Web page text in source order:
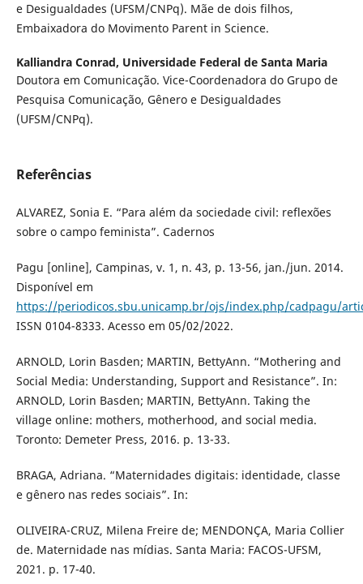
e Desigualdades (UFSM/CNPq). Mãe de dois filhos,
Embaixadora do Movimento Parent in Science.
Kalliandra Conrad, Universidade Federal de Santa Maria
Doutora em Comunicação. Vice-Coordenadora do Grupo de
Pesquisa Comunicação, Gênero e Desigualdades
(UFSM/CNPq).
Referências
ALVAREZ, Sonia E. “Para além da sociedade civil: reflexões
sobre o campo feminista”. Cadernos
Pagu [online], Campinas, v. 1, n. 43, p. 13-56, jan./jun. 2014.
Disponível em
https://periodicos.sbu.unicamp.br/ojs/index.php/cadpagu/
ISSN 0104-8333. Acesso em 05/02/2022.
ARNOLD, Lorin Basden; MARTIN, BettyAnn. “Mothering and
Social Media: Understanding, Support and Resistance”. In:
ARNOLD, Lorin Basden; MARTIN, BettyAnn. Taking the
village online: mothers, motherhood, and social media.
Toronto: Demeter Press, 2016. p. 13-33.
BRAGA, Adriana. “Maternidades digitais: identidade, classe
e gênero nas redes sociais”. In:
OLIVEIRA-CRUZ, Milena Freire de; MENDONÇA, Maria Collier
de. Maternidade nas mídias. Santa Maria: FACOS-UFSM,
2021. p. 17-40.